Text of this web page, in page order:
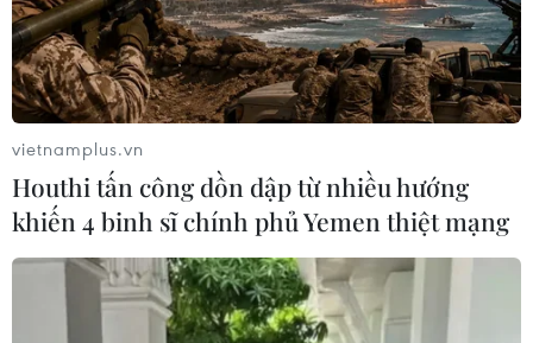
vietnamplus.vn
Houthi tấn công dồn dập từ nhiều hướng
khiến 4 binh sĩ chính phủ Yemen thiệt mạng